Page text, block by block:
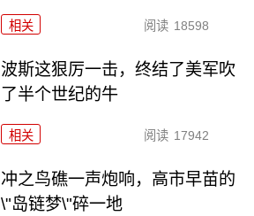
相关 阅读 18598
波斯这狠厉一击，终结了美军吹
了半个世纪的牛
相关 阅读 17942
冲之鸟礁一声炮响，高市早苗的
\"岛链梦\"碎一地